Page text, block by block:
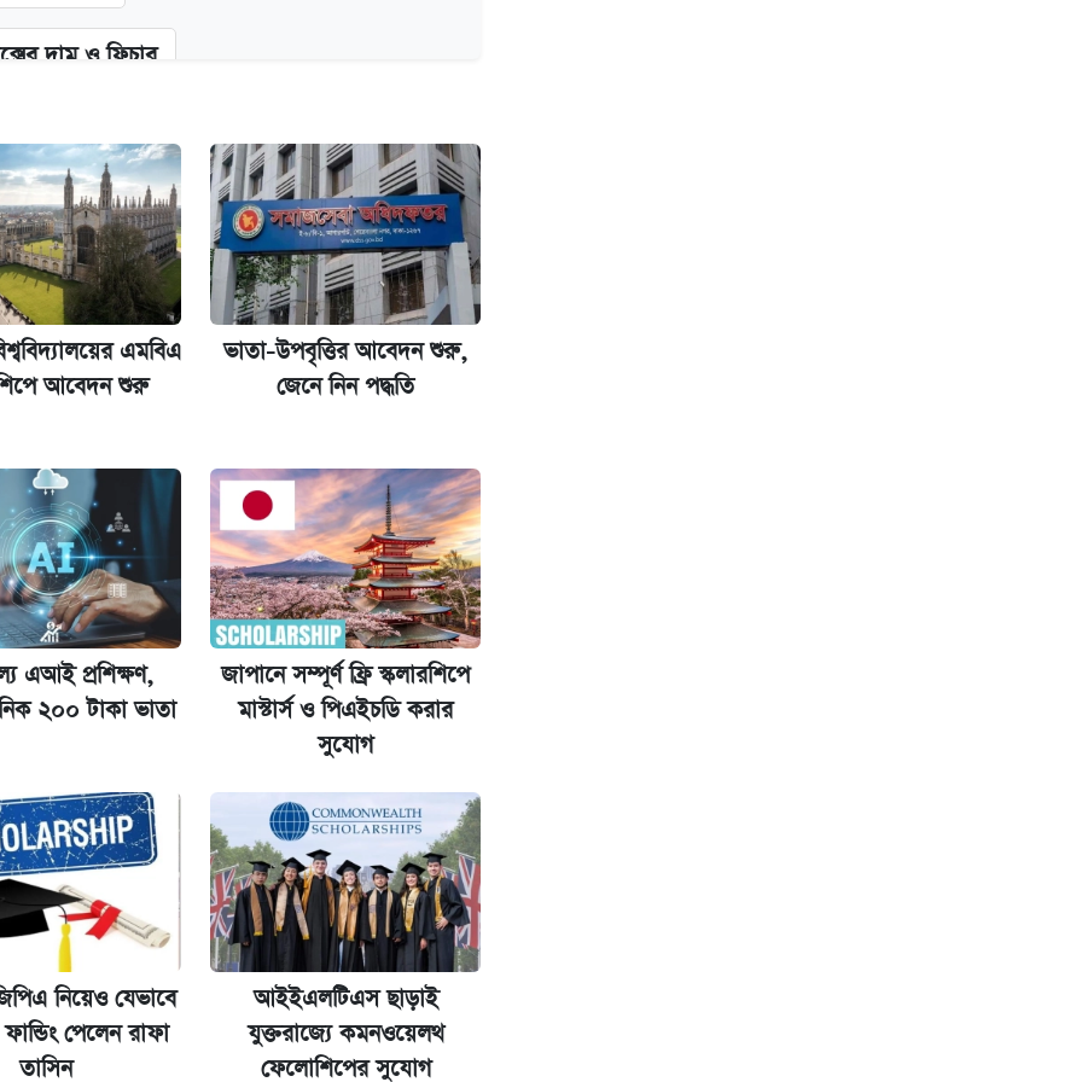
দাম ও ফিচার
গেল
যা
বিরুদ্ধে ব্যবস্থা
আবেদন শুরু
এমবিএ
আবেদন শুরু
ভাতা-উপবৃত্তির আবেদন শুরু,
জেনে নিন পদ্ধতি
এআই প্রশিক্ষণ,
২০০ টাকা ভাতা
জাপানে সম্পূর্ণ ফ্রি স্কলারশিপে
মাস্টার্স ও পিএইচডি করার
সুযোগ
নিয়েও যেভাবে
ফান্ডিং পেলেন রাফা
তাসিন
আইইএলটিএস ছাড়াই
যুক্তরাজ্যে কমনওয়েলথ
ফেলোশিপের সুযোগ